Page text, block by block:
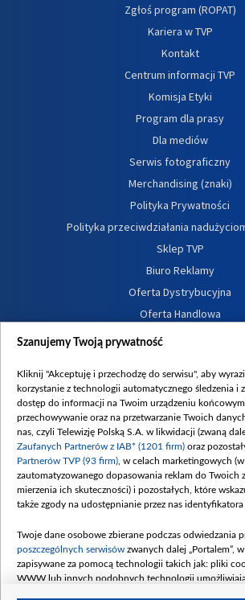
Zgłoś program (ROPAT)
Kariera w TVP
Kontakt
Centrum informacji TVP
Komisja Etyki
Program dla prasy
Dla mediów
Serwis fotograficzny
Merchandising (znaki)
Polityka Prywatności
Polityka przeciwdziałania
Sklep TVP
Biuro Reklamy
Oferta Dystrybucyjna
Oferta Handlowa
Dostępność
Procedura zgłoszeń
Szanujemy Twoją prywatność
Kliknij "Akceptuję i przechodzę do serwisu", aby
korzystanie z technologii automatycznego śledzenia i
dostęp do informacji na Twoim urządzeniu
przechowywanie oraz na przetwarzanie Twoich
nas, czyli Telewizję Polską S.A. w likwidacji (zwaną
Zaufanych Partnerów z IAB* (1201 firm) oraz
Partnerów TVP (93 firm) , w celach marketingowych
zautomatyzowanego dopasowania reklam do Twoich
mierzenia ich skuteczności) i pozostałych, które
także zgody na udostępnianie przez nas
Twoje dane osobowe zbierane podczas odwiedzania
poszczególnych serwisów zwanych dalej „Portalem”,
zapisywane za pomocą technologii takich jak: pliki
WWW lub innych podobnych technologii